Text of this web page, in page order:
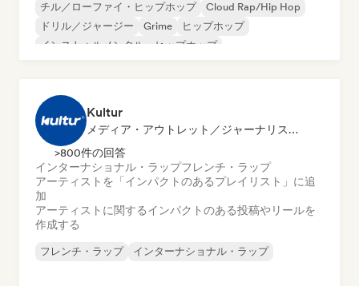
チル／ローファイ・ヒップホップ
Cloud Rap/Hip Hop
ドリル／ジャージー
Grime
ヒップホップ
インストゥルメンタル・ヒップホップ
Kultur
メディア・アウトレット／ジャーナリスト, プレイリスト・キュレーター
>800件の回答
インターナショナル・ラップフレンチ・ラップ
アーティストを「インパクトのあるプレイリスト」に追
加
アーティストに関するインパクトのある投稿やリールを
作成する
フレンチ・ラップ インターナショナル・ラップ